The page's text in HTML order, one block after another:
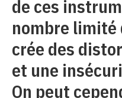
de ces
nombre
crée des
et une
On peut